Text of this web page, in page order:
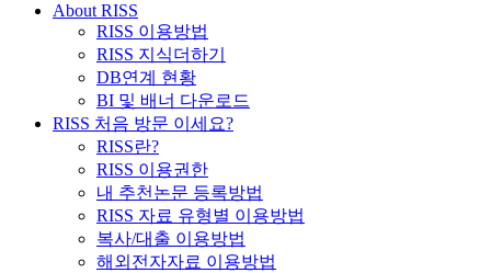
About RISS
RISS 이용방법
RISS 지식더하기
DB연계 현황
BI 및 배너 다운로드
RISS 처음 방문 이세요?
RISS란?
RISS 이용권한
내 추천논문 등록방법
RISS 자료 유형별 이용방법
복사/대출 이용방법
해외전자자료 이용방법